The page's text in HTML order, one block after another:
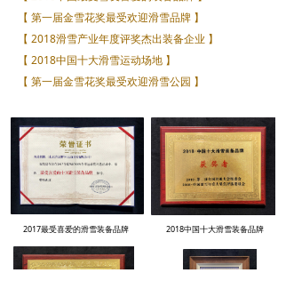
【 第一届金雪花奖最受欢迎滑雪品牌 】
【 2018滑雪产业年度评奖杰出装备企业 】
【 2018中国十大滑雪运动场地 】
【 第一届金雪花奖最受欢迎滑雪公园 】
2018中国十大滑雪装备品牌
2017最受喜爱的滑雪装备品牌